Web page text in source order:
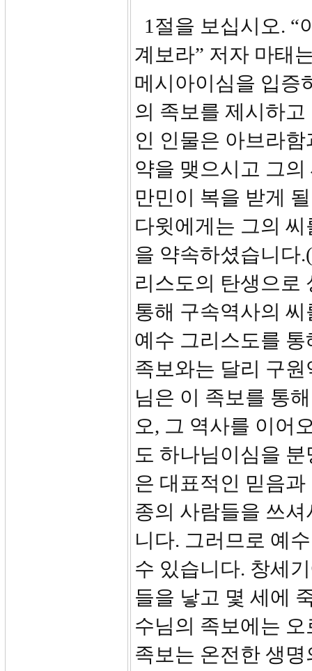
1절을 보십시오. “
계보라” 저자 마태
메시아이심을 입증
의 족보를 제시하
인 인물은 아브라
약을 맺으시고 그
만민이 복을 받게
다윗에게는 그의
을 약속하셨습니다
리스도의 탄생으로
통해 구속역사의
예수 그리스도를
족보와는 달리 구
님은 이 족보를 통
오, 그 역사를 이어
도 하나님이심을
은 대표적인 믿음
종의 사람들을 쓰
니다. 그러므로 예
수 있습니다. 창세
들을 낳고 몇 세에
수님의 족보에는 오
족보는 온전한 생